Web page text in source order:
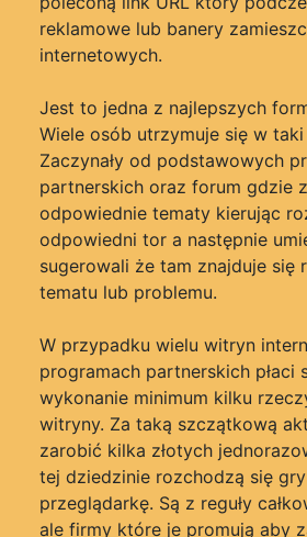
reklamowe lub banery
internetowych.
Jest to jedna z najlepszych
Wiele osób utrzymuje się w
Zaczynały od podstawowych
partnerskich oraz forum gdzie
odpowiednie tematy kierując
odpowiedni tor a następnie
sugerowali że tam znajduje się
tematu lub problemu.
W przypadku wielu witryn
programach partnerskich płaci
wykonanie minimum kilku
witryny. Za taką szczątkową
zarobić kilka złotych
tej dziedzinie rozchodzą się
przeglądarkę. Są z reguły
ale firmy które je promują aby